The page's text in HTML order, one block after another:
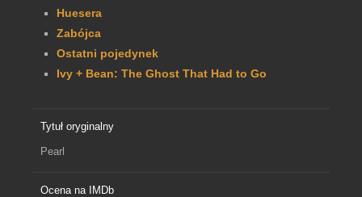
Huesera
Zabójca
Ostatni pojedynek
Ivy + Bean: The Ghost That Had to Go
Tytuł oryginalny
Pearl
Ocena na IMDb